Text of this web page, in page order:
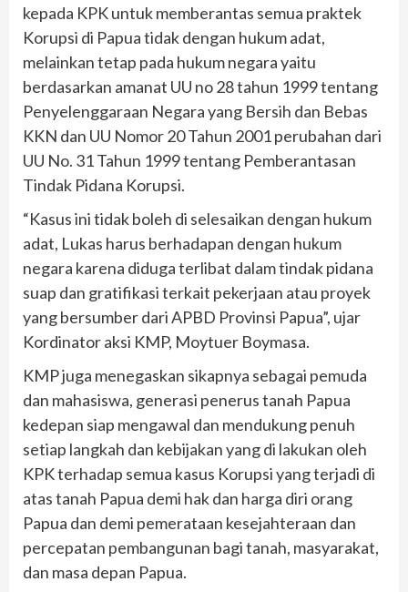
kepada KPK untuk memberantas semua praktek
Korupsi di Papua tidak dengan hukum adat,
melainkan tetap pada hukum negara yaitu
berdasarkan amanat UU no 28 tahun 1999 tentang
Penyelenggaraan Negara yang Bersih dan Bebas
KKN dan UU Nomor 20 Tahun 2001 perubahan dari
UU No. 31 Tahun 1999 tentang Pemberantasan
Tindak Pidana Korupsi.
“Kasus ini tidak boleh di selesaikan dengan hukum
adat, Lukas harus berhadapan dengan hukum
negara karena diduga terlibat dalam tindak pidana
suap dan gratifikasi terkait pekerjaan atau proyek
yang bersumber dari APBD Provinsi Papua”, ujar
Kordinator aksi KMP, Moytuer Boymasa.
KMP juga menegaskan sikapnya sebagai pemuda
dan mahasiswa, generasi penerus tanah Papua
kedepan siap mengawal dan mendukung penuh
setiap langkah dan kebijakan yang di lakukan oleh
KPK terhadap semua kasus Korupsi yang terjadi di
atas tanah Papua demi hak dan harga diri orang
Papua dan demi pemerataan kesejahteraan dan
percepatan pembangunan bagi tanah, masyarakat,
dan masa depan Papua.